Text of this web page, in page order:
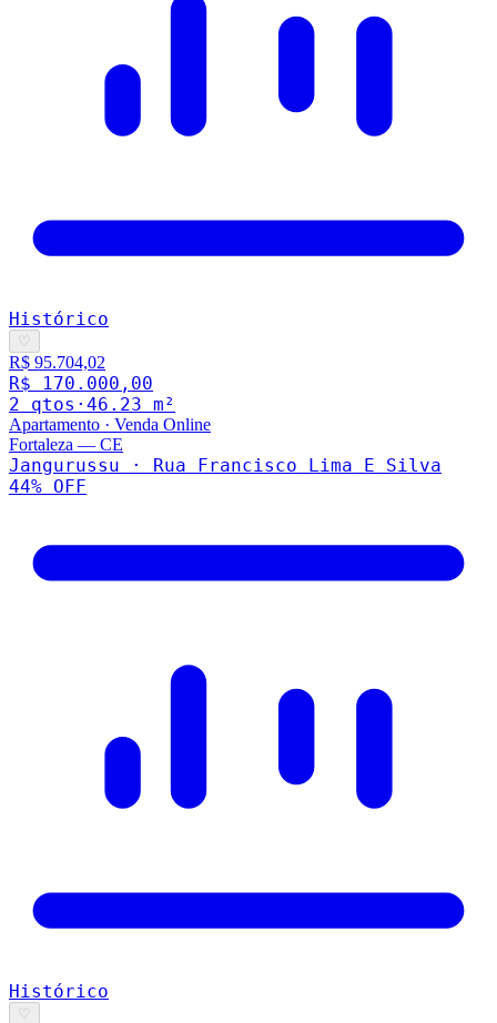
Histórico
♡
R$ 95.704,02
R$ 170.000,00
2 qtos · 46.23 m²
Apartamento · Venda Online
Fortaleza — CE
Jangurussu · Rua Francisco Lima E Silva
44% OFF
Histórico
♡